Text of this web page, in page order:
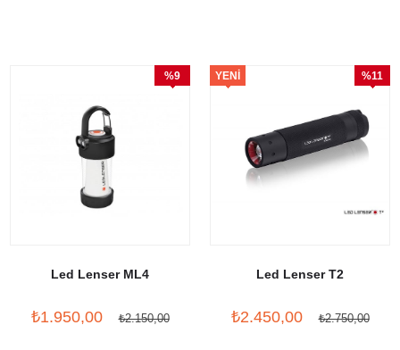
Led Lenser ML4
₺1.950,00 ₺2.150,00
%9
Led Lenser T2
₺2.450,00 ₺2.750,00
%11
YENI